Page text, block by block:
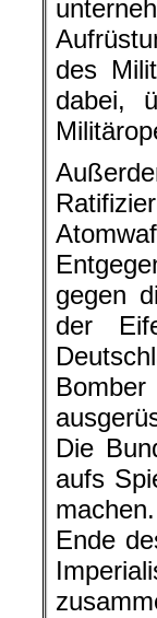
des
dabei,
gegen
der
Die
aufs
Ende